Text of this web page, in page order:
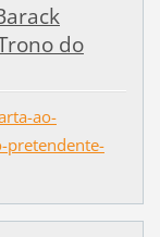
do
ao-
pretendente-